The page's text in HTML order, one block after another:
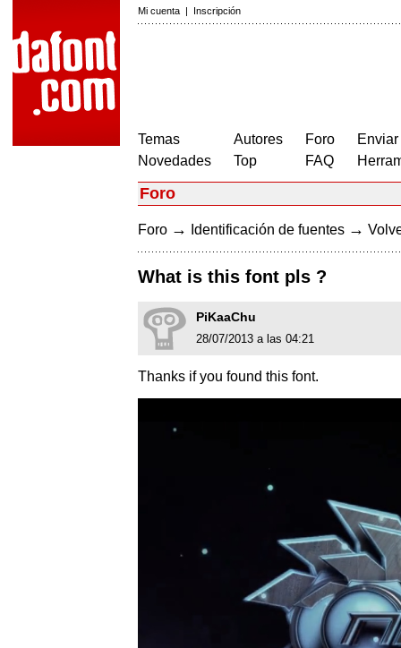
Mi cuenta | Inscripción
Temas
Novedades
Autores
Top
Foro
FAQ
Foro
Foro → Identificación de fuentes →
What is this font pls ?
PiKaaChu
28/07/2013 a las 04:21
Thanks if you found this font.